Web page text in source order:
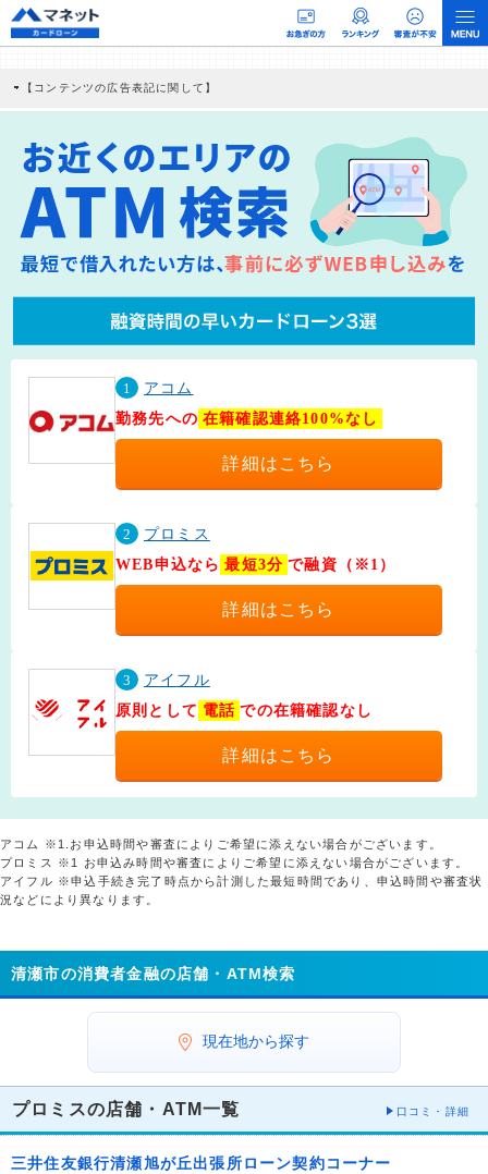
【コンテンツの広告表記に関して】
社に対して企業から紹介報酬が支払われるという収益モデルです。 ただし、特定の
商品を根拠なくPRするものではなく、当編集部の調査／ユーザーへの口コミ収集な
どに基づき、公平性を担保した情報提供を行っています。
>提携企業一覧
1
アコム
勤務先への 在籍確認連絡100%なし
詳細はこちら
2
プロミス
WEB申込なら 最短3分 で融資（※1）
詳細はこちら
3
アイフル
原則として 電話 での在籍確認なし
詳細はこちら
アコム ※1.お申込時間や審査によりご希望に添えない場合がございます。
プロミス ※1 お申込み時間や審査によりご希望に添えない場合がございます。
アイフル ※申込手続き完了時点から計測した最短時間であり、申込時間や審査状
況などにより異なります。
清瀬市の消費者金融の店舗・ATM検索
現在地から探す
プロミスの店舗・ATM一覧 口コミ・詳細
三井住友銀行清瀬旭が丘出張所ローン契約コーナー